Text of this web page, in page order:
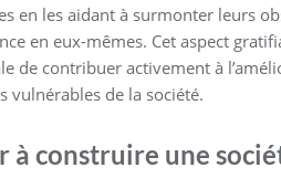
en les aidant à surmonter leurs
en eux-mêmes. Cet aspect
de contribuer activement à
vulnérables de la société.
à construire une